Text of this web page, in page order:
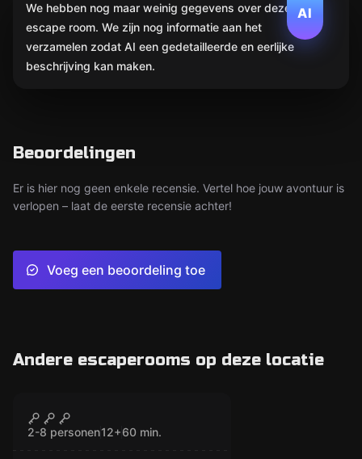
AI
We hebben nog maar weinig gegevens over deze
escape room. We zijn nog informatie aan het
verzamelen zodat AI een gedetailleerde en eerlijke
beschrijving kan maken.
Beoordelingen
Er is hier nog geen enkele recensie. Vertel hoe jouw avontuur is
verlopen – laat de eerste recensie achter!
Voeg een beoordeling toe
Andere escaperooms op deze locatie
Expedition Boat
Escape
2-8 personen12+60 min.